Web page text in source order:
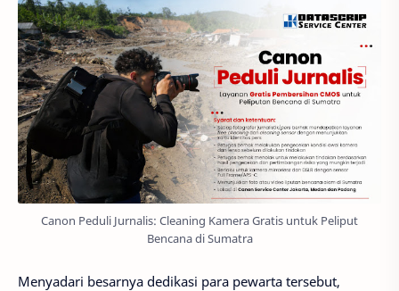
Canon Peduli Jurnalis: Cleaning Kamera Gratis untuk Peliput
Bencana di Sumatra
Menyadari besarnya dedikasi para pewarta tersebut,